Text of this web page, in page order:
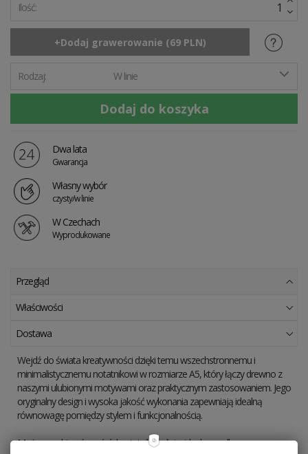
Ilość:
Rodzaj: W linie
Dwa lata
Gwarancja
Własny wybór
czysty/w linie
W Czechach
Wyprodukowane
Przegląd
Właściwości
Dostawa
Wejdź do świata kreatywności dzięki temu wszechstronnemu i
minimalistycznemu notatnikowi w rozmiarze A5, który łączy drewno z
naszymi ulubionymi motywami oraz praktycznym zastosowaniem. Jego
oryginalny design i wysoka jakość wykonania zapewniają idealną
równowagę pomiędzy stylem i funkcjonalnością.
Możesz wybierać spośród notatnika w linie, idealnego dla